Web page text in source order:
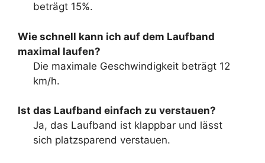
beträgt 15%.
Wie schnell kann ich auf dem Laufband
maximal laufen?
Die maximale Geschwindigkeit beträgt 12
km/h.
Ist das Laufband einfach zu verstauen?
Ja, das Laufband ist klappbar und lässt
sich platzsparend verstauen.